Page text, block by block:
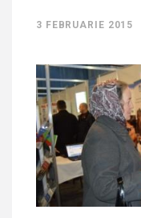
3 FEBRUARIE 2015